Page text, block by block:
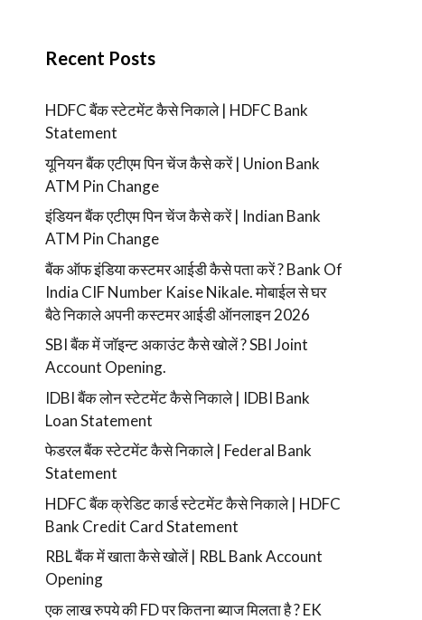
Recent Posts
HDFC बैंक स्टेटमेंट कैसे निकाले | HDFC Bank
Statement
यूनियन बैंक एटीएम पिन चेंज कैसे करें | Union Bank
ATM Pin Change
इंडियन बैंक एटीएम पिन चेंज कैसे करें | Indian Bank
ATM Pin Change
बैंक ऑफ इंडिया कस्टमर आईडी कैसे पता करें ? Bank Of
India CIF Number Kaise Nikale. मोबाईल से घर
बैठे निकाले अपनी कस्टमर आईडी ऑनलाइन 2026
SBI बैंक में जॉइन्ट अकाउंट कैसे खोलें ? SBI Joint
Account Opening.
IDBI बैंक लोन स्टेटमेंट कैसे निकाले | IDBI Bank
Loan Statement
फेडरल बैंक स्टेटमेंट कैसे निकाले | Federal Bank
Statement
HDFC बैंक क्रेडिट कार्ड स्टेटमेंट कैसे निकाले | HDFC
Bank Credit Card Statement
RBL बैंक में खाता कैसे खोलें | RBL Bank Account
Opening
एक लाख रुपये की FD पर कितना ब्याज मिलता है ? EK